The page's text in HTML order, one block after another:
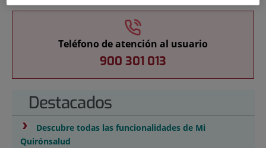
Teléfono de atención al usuario
900 301 013
Destacados
›
Descubre todas las funcionalidades de Mi
Quirónsalud